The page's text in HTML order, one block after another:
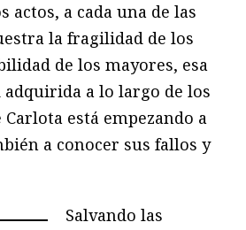
actos, a cada una de las
la fragilidad de los
de los mayores, esa
a lo largo de los
está empezando a
a conocer sus fallos y
Salvando las